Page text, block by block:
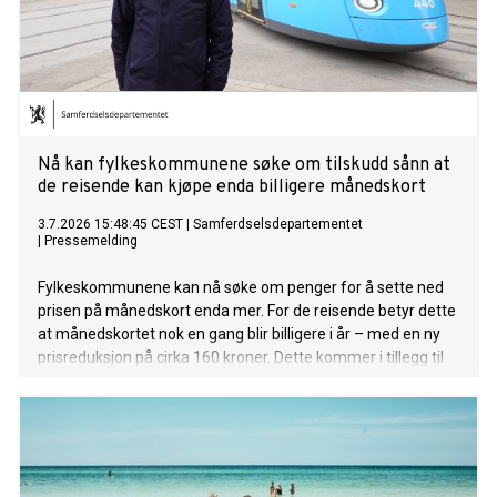
Nå kan fylkeskommunene søke om tilskudd sånn at
de reisende kan kjøpe enda billigere månedskort
3.7.2026 15:48:45 CEST
Samferdselsdepartementet
Pressemelding
Fylkeskommunene kan nå søke om penger for å sette ned
prisen på månedskort enda mer. For de reisende betyr dette
at månedskortet nok en gang blir billigere i år – med en ny
prisreduksjon på cirka 160 kroner. Dette kommer i tillegg til